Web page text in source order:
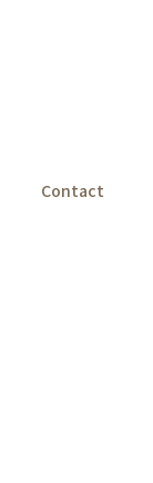
Contact